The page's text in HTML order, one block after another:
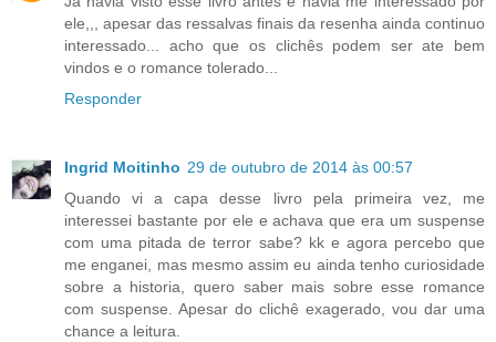
ele,,, apesar das ressalvas finais da resenha ainda continuo
interessado... acho que os clichês podem ser ate bem
vindos e o romance tolerado...
Responder
Ingrid Moitinho 29 de outubro de 2014 às 00:57
Quando vi a capa desse livro pela primeira vez, me
interessei bastante por ele e achava que era um suspense
com uma pitada de terror sabe? kk e agora percebo que
me enganei, mas mesmo assim eu ainda tenho curiosidade
sobre a historia, quero saber mais sobre esse romance
com suspense. Apesar do clichê exagerado, vou dar uma
chance a leitura.